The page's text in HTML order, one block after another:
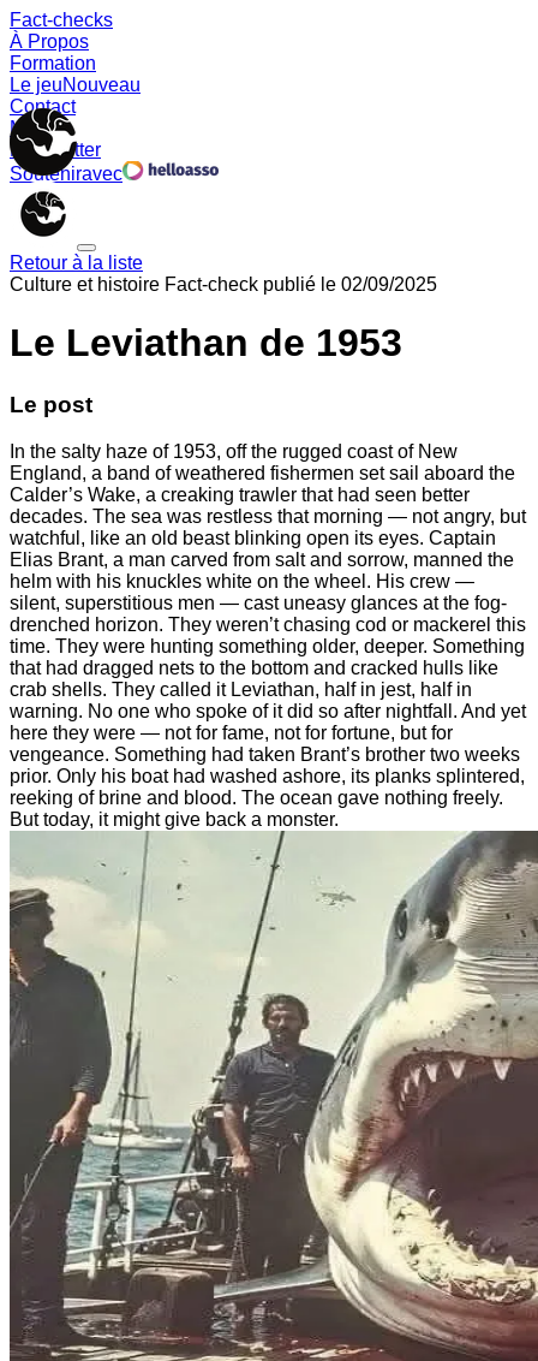
Fact-checks
À Propos
Formation
Le jeuNouveau
Contact
Memes
Newsletter
Souteniravec
Retour à la liste
Culture et histoire Fact-check publié le 02/09/2025
Le Leviathan de 1953
Le post
In the salty haze of 1953, off the rugged coast of New
England, a band of weathered fishermen set sail aboard the
Calder’s Wake, a creaking trawler that had seen better
decades. The sea was restless that morning — not angry, but
watchful, like an old beast blinking open its eyes. Captain
Elias Brant, a man carved from salt and sorrow, manned the
helm with his knuckles white on the wheel. His crew —
silent, superstitious men — cast uneasy glances at the fog-
drenched horizon. They weren’t chasing cod or mackerel this
time. They were hunting something older, deeper. Something
that had dragged nets to the bottom and cracked hulls like
crab shells. They called it Leviathan, half in jest, half in
warning. No one who spoke of it did so after nightfall. And yet
here they were — not for fame, not for fortune, but for
vengeance. Something had taken Brant’s brother two weeks
prior. Only his boat had washed ashore, its planks splintered,
reeking of brine and blood. The ocean gave nothing freely.
But today, it might give back a monster.